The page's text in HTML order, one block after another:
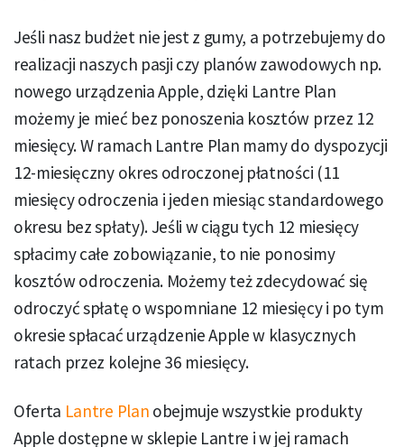
Jeśli nasz budżet nie jest z gumy, a potrzebujemy do
realizacji naszych pasji czy planów zawodowych np.
nowego urządzenia Apple, dzięki Lantre Plan
możemy je mieć bez ponoszenia kosztów przez 12
miesięcy. W ramach Lantre Plan mamy do dyspozycji
12-miesięczny okres odroczonej płatności (11
miesięcy odroczenia i jeden miesiąc standardowego
okresu bez spłaty). Jeśli w ciągu tych 12 miesięcy
spłacimy całe zobowiązanie, to nie ponosimy
kosztów odroczenia. Możemy też zdecydować się
odroczyć spłatę o wspomniane 12 miesięcy i po tym
okresie spłacać urządzenie Apple w klasycznych
ratach przez kolejne 36 miesięcy.
Oferta Lantre Plan obejmuje wszystkie produkty
Apple dostępne w sklepie Lantre i w jej ramach